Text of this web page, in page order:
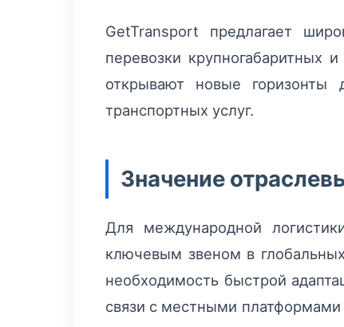
GetTransport предлагает
перевозки крупногабаритных
открывают новые горизонты
транспортных услуг.
Значение
Для международной
ключевым звеном в
необходимость быстрой
связи с местными платформами